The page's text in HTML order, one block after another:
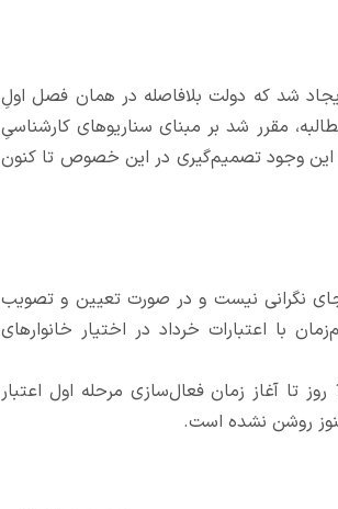
سبد کالابرگ در فصل بهار 1405، این توقع ایجاد شد که دولت بلافاصله در همان فصل اولِ
مقرر شد بر مبنای سناریوهای کارشناسیِ
با این وجود تصمیم‌گیری در این خصوص تا کنون
جای نگرانی نیست و در صورت تعیین و تصویب
با اعتبارات خرداد در اختیار خانوارهای
با این وجود، زمان به سرعت در حال گذر است و در حالی که تنها 11 روز تا آغاز زمان فعال‌سازی مرحله اول اعتبار
روشن نشده است.